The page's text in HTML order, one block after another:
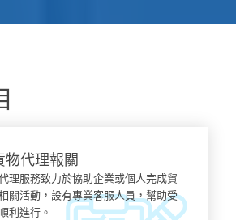
物代理報關
理服務致力於協助企業或個人完成貿
關活動，設有專業客服人員，幫助受
利進行。